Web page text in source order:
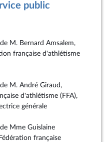
public
M. Bernard Amsalem,
française d'athlétisme
M. André Giraud,
d'athlétisme (FFA),
générale
Mme Guislaine
française